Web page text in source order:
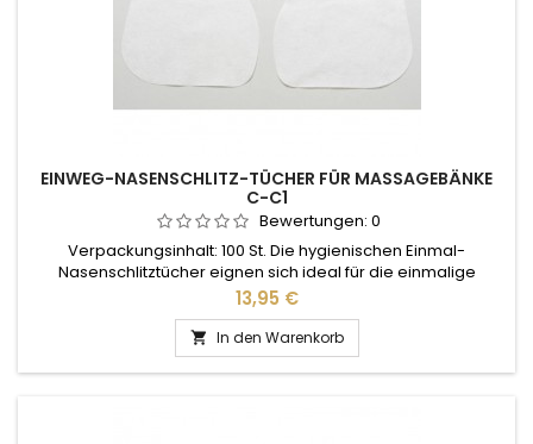
EINWEG-NASENSCHLITZ-TÜCHER FÜR MASSAGEBÄNKE
C-C1
Bewertungen: 0
Verpackungsinhalt: 100 St. Die hygienischen Einmal-
Nasenschlitztücher eignen sich ideal für die einmalige
Auflage auf Massageliegen und -bänken.
Preis
13,95 €
 In den Warenkorb